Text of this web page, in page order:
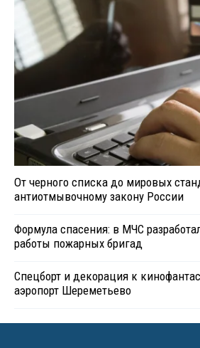
От черного списка до мировых
антиотмывочному закону России
Формула спасения: в МЧС
работы пожарных бригад
Спецборт и декорация к
аэропорт Шереметьево